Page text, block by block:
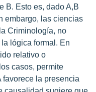
B. Esto es, dado A,B
embargo, las ciencias
Criminología, no
lógica formal. En
relativo o
casos, permite
favorece la presencia